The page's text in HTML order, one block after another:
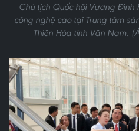
Chủ tịch Quốc hội Vương Đình
công nghệ cao tại Trung tâm
Thiên Hóa tỉnh Vân Nam.